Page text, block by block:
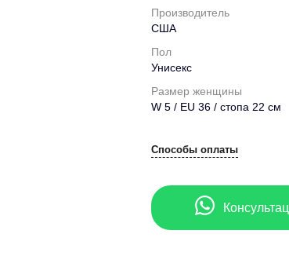
Производитель
США
Пол
Унисекс
Размер женщины
W 5 / EU 36 / стопа 22 см
Способы оплаты